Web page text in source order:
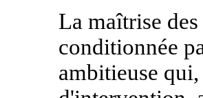
La maîtrise
conditionnée
ambitieuse